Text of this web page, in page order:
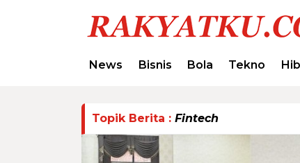
News Bisnis Bola Tekno
Topik Berita : Fintech